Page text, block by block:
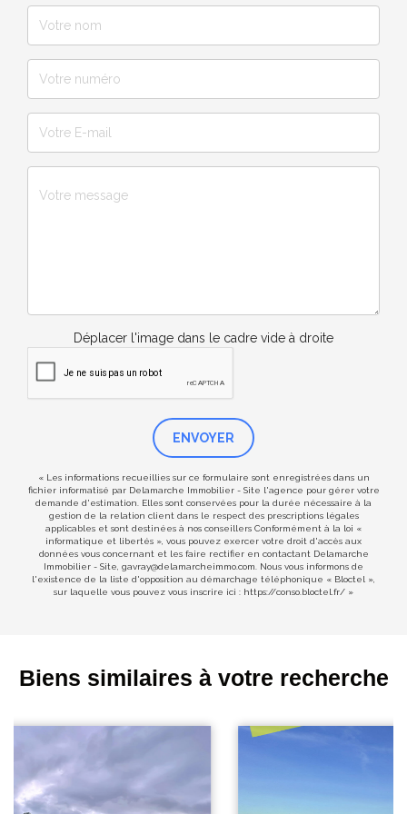
Déplacer l'image dans le cadre vide à droite
ENVOYER
« Les informations recueillies sur ce formulaire sont enregistrées dans un
fichier informatisé par Delamarche Immobilier - Site l'agence pour gérer votre
demande d'estimation. Elles sont conservées pour la durée nécessaire à la
gestion de la relation client dans le respect des prescriptions légales
applicables et sont destinées à nos conseillers Conformément à la loi «
informatique et libertés », vous pouvez exercer votre droit d'accès aux
données vous concernant et les faire rectifier en contactant Delamarche
Immobilier - Site, gavray@delamarcheimmo.com. Nous vous informons de
l'existence de la liste d'opposition au démarchage téléphonique « Bloctel »,
sur laquelle vous pouvez vous inscrire ici : https://conso.bloctel.fr/ »
Biens similaires à votre recherche